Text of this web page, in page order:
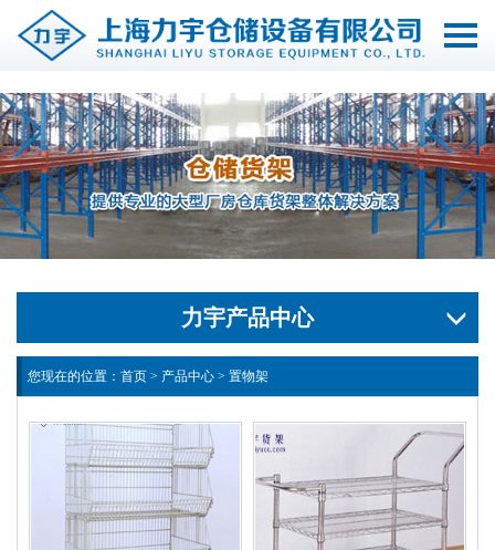
切
航
力宇产品中心
您现在的位置： 首页 > 产品中心 > 置物架